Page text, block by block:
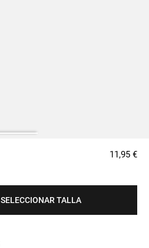
11,95 €
SELECCIONAR TALLA